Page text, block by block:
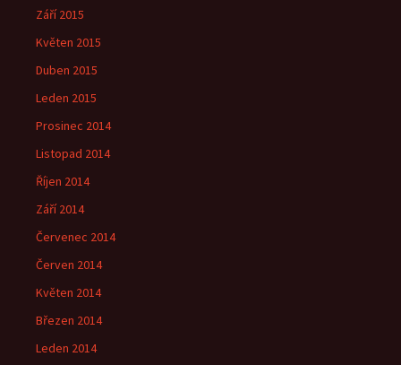
Září 2015
Květen 2015
Duben 2015
Leden 2015
Prosinec 2014
Listopad 2014
Říjen 2014
Září 2014
Červenec 2014
Červen 2014
Květen 2014
Březen 2014
Leden 2014